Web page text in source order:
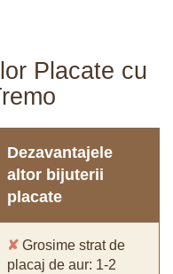
Placate cu
Dezavantajele
altor bijuterii
placate
✘ Grosime strat de
placaj de aur: 1-2